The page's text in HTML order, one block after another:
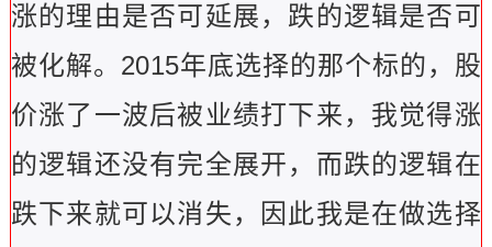
涨的理由是否可延展，跌的逻辑是否可
被化解。2015年底选择的那个标的，股
价涨了一波后被业绩打下来，我觉得涨
的逻辑还没有完全展开，而跌的逻辑在
跌下来就可以消失，因此我是在做选择